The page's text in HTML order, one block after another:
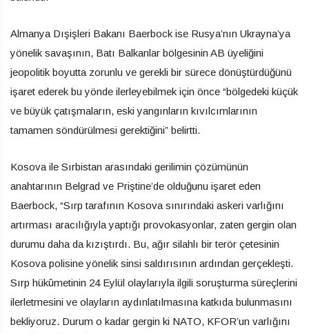
Almanya Dışişleri Bakanı Baerbock ise Rusya’nın Ukrayna’ya
yönelik savaşının, Batı Balkanlar bölgesinin AB üyeliğini
jeopolitik boyutta zorunlu ve gerekli bir sürece dönüştürdüğünü
işaret ederek bu yönde ilerleyebilmek için önce “bölgedeki küçük
ve büyük çatışmaların, eski yangınların kıvılcımlarının
tamamen söndürülmesi gerektiğini” belirtti.
Kosova ile Sırbistan arasındaki gerilimin çözümünün
anahtarının Belgrad ve Priştine’de olduğunu işaret eden
Baerbock, “Sırp tarafının Kosova sınırındaki askeri varlığını
artırması aracılığıyla yaptığı provokasyonlar, zaten gergin olan
durumu daha da kızıştırdı. Bu, ağır silahlı bir terör çetesinin
Kosova polisine yönelik sinsi saldırısının ardından gerçekleşti.
Sırp hükûmetinin 24 Eylül olaylarıyla ilgili soruşturma süreçlerini
ilerletmesini ve olayların aydınlatılmasına katkıda bulunmasını
bekliyoruz. Durum o kadar gergin ki NATO, KFOR’un varlığını